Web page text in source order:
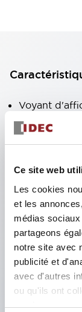
Ce site web
Les cookies
et les
médias
partageons
notre site avec
publicité et
avec d'autres
ou qu'ils ont
services.
Voyant
types de
Équipé
surface
Réduction
structure à
borne et du
Adoption
éliminant le
contre les